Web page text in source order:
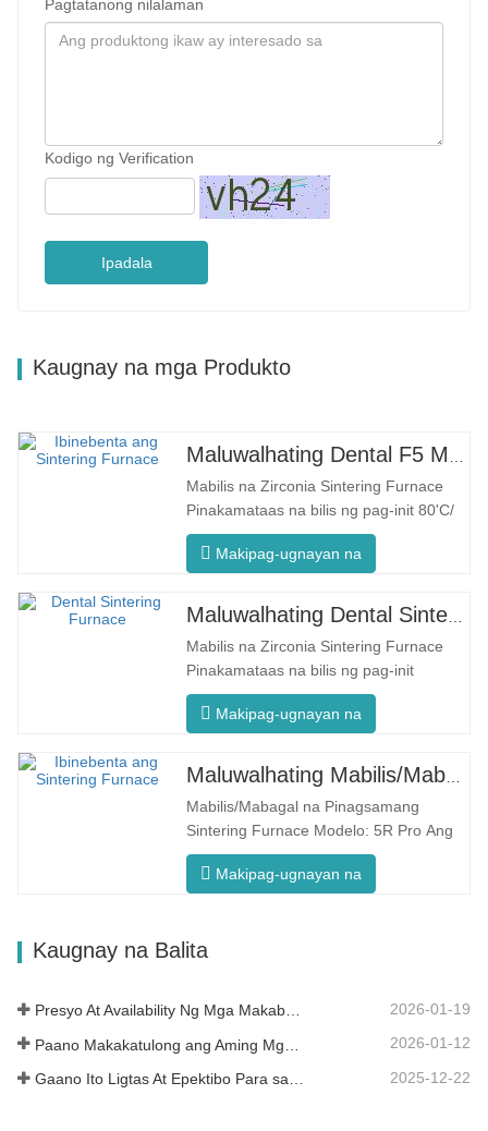
Pagtatanong nilalaman
Kodigo ng Verification
Ipadala
Kaugnay na mga Produkto
Mabilis na Zirconia Sintering Furnace
Pinakamataas na bilis ng pag-init 80'C/
min F5 Max Makabagong Proseso Pare-
parehong Temperatura ng Furnace
maximum na heating rate na
80°C/minuto. Tinitiyak ng 360°
circumferential heating ang pare-
parehong temperatura ng…
Makipag-ugnayan na
Mabilis na Zirconia Sintering Furnace
Pinakamataas na bilis ng pag-init
200'C/min F5 Pro Makabagong Proseso
Uniform na Temperatura ng Furnace
maximum na rate ng pag-init na
200°C/minuto 360° circumferential
heating na tinitiyak ang pare-parehong
temperatura ng…
Makipag-ugnayan na
Mabilis/Mabagal na Pinagsamang
Sintering Furnace Modelo: 5R Pro Ang
bagong dental sintering furnace ay
espesyal na idinisenyo para sa dentistry,
matalino at mas mahusay, na nagbibigay
Makipag-ugnayan na
Kaugnay na Balita
Presyo At Availability Ng Mga Makabagong Dental Solution 2026-01-19
2026-01-12
2025-12-22